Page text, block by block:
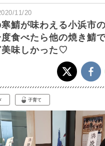
11/20
鯖が味わえる小浜市
度食べたら他の焼き鯖
美味しかった♡
子育て